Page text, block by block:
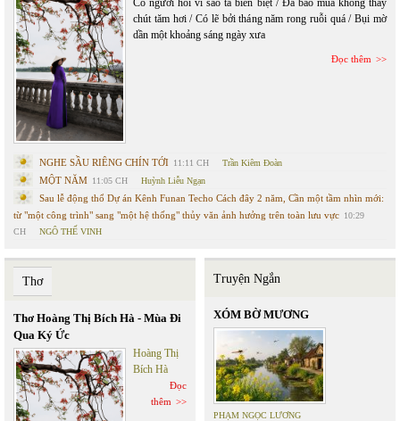
Có người hỏi vì sao ta biền biệt / Đã bao mùa không thấy
chút tăm hơi / Có lẽ bởi tháng năm rong ruỗi quá / Bụi mờ
dần một khoảng sáng ngày xưa
Đọc thêm
NGHE SẦU RIÊNG CHÍN TỚI 11:11 CH Trần Kiêm Đoàn
MỘT NĂM 11:05 CH Huỳnh Liễu Ngạn
Sau lễ động thổ Dự án Kênh Funan Techo Cách đây 2 năm, Cần một tầm nhìn mới:
từ "một công trình" sang "một hệ thống" thủy văn ảnh hưởng trên toàn lưu vực 10:29
CH
NGÔ THẾ VINH
Thơ
Thơ Hoàng Thị Bích Hà - Mùa Đi
Qua Ký Ức
Hoàng Thị
Bích Hà
Đọc
thêm
Truyện Ngắn
XÓM BỜ MƯƠNG
PHẠM NGỌC LƯƠNG